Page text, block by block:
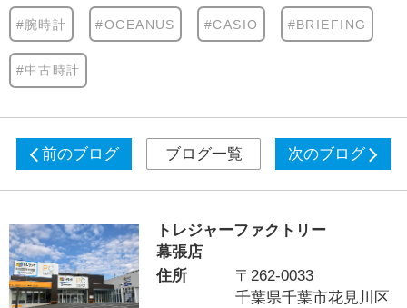
#腕時計 #OCEANUS #CASIO #BRIEFING
#中古時計
前のブログ ブログ一覧 次のブログ
トレジャーファクトリー
幕張店
住所
〒262-0033
千葉県千葉市花見川区